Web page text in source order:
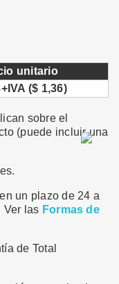
unitario
($ 1,36)
sobre el
(puede incluir una
un plazo de 24 a
Ver las Formas de
de Total